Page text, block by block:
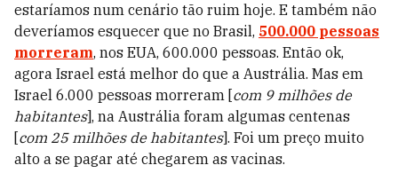
estaríamos num cenário tão ruim hoje. E também não
deveríamos esquecer que no Brasil, 500.000 pessoas
morreram, nos EUA, 600.000 pessoas. Então ok,
agora Israel está melhor do que a Austrália. Mas em
Israel 6.000 pessoas morreram [com 9 milhões de
habitantes], na Austrália foram algumas centenas
[com 25 milhões de habitantes]. Foi um preço muito
alto a se pagar até chegarem as vacinas.